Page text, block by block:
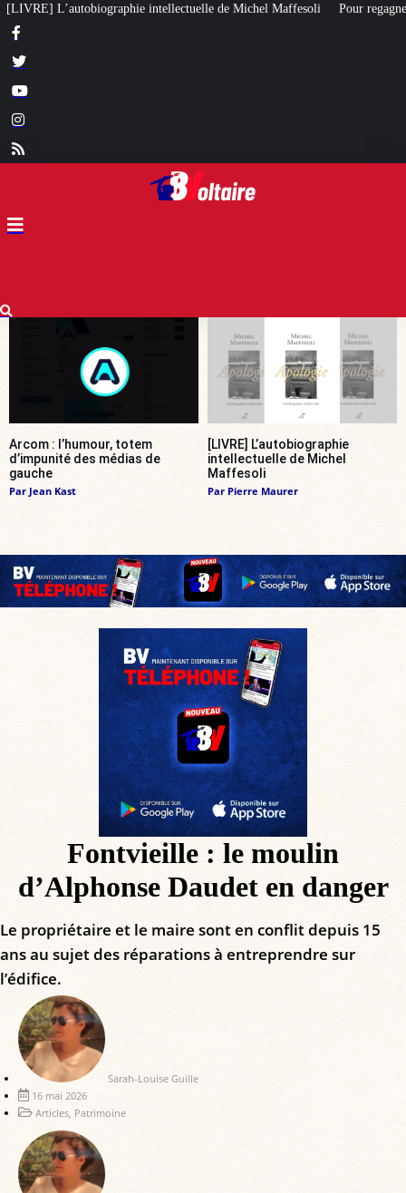
de Michel Maffesoli Pour regagner son influence en Afrique, le Quai
Arcom : l’humour, totem
d’impunité des médias de
gauche
Par Jean Kast
[LIVRE] L’autobiographie
intellectuelle de Michel
Maffesoli
Par Pierre Maurer
Fontvieille : le moulin
d’Alphonse Daudet en danger
Le propriétaire et le maire sont en conflit depuis 15
ans au sujet des réparations à entreprendre sur
l’édifice.
Sarah-Louise Guille
16 mai 2026
Articles Patrimoine